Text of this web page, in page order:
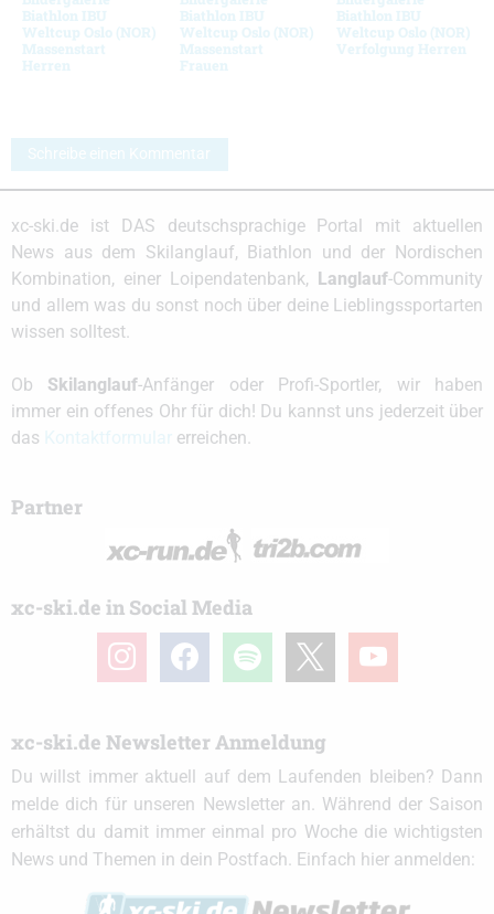
Biathlon IBU
Weltcup Oslo (NOR)
Massenstart
Herren
Biathlon IBU
Weltcup Oslo (NOR)
Massenstart
Frauen
Biathlon IBU
Weltcup Oslo (NOR)
Verfolgung Herren
Schreibe einen Kommentar
xc-ski.de ist DAS deutschsprachige Portal mit aktuellen
News aus dem Skilanglauf, Biathlon und der Nordischen
Kombination, einer Loipendatenbank,
Langlauf-Community
und allem was du sonst noch über deine Lieblingssportarten
wissen solltest.
Ob Skilanglauf-Anfänger oder Profi-Sportler, wir haben
immer ein offenes Ohr für dich! Du kannst uns jederzeit über
das
erreichen.
Partner
xc-ski.de in Social Media
instagramfacebook spotify youtube
xc-ski.de Newsletter Anmeldung
Du willst immer aktuell auf dem Laufenden bleiben? Dann
melde dich für unseren Newsletter an. Während der Saison
erhältst du damit immer einmal pro Woche die wichtigsten
News und Themen in dein Postfach. Einfach hier anmelden: